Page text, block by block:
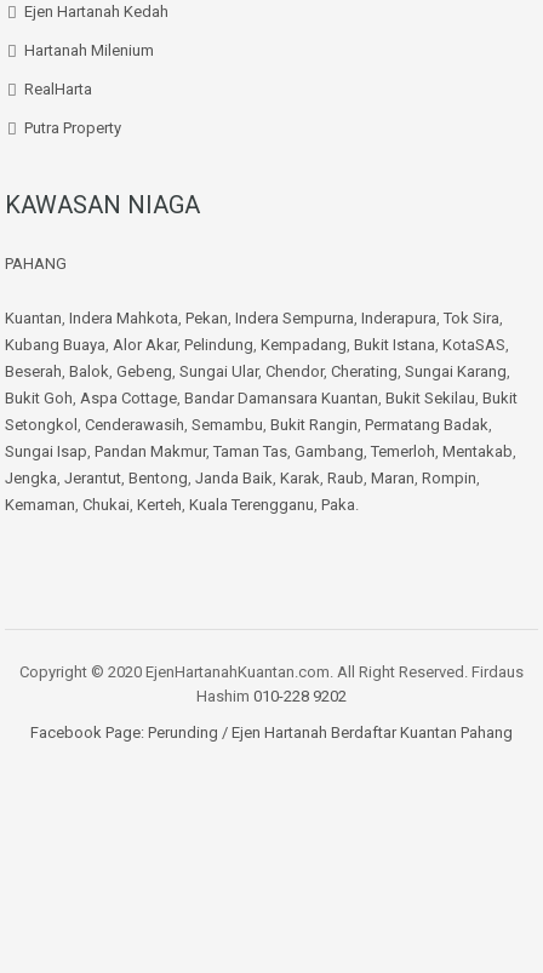
Ejen Hartanah Kedah
Hartanah Milenium
RealHarta
Putra Property
KAWASAN NIAGA
PAHANG
Kuantan, Indera Mahkota, Pekan, Indera Sempurna, Inderapura, Tok Sira,
Kubang Buaya, Alor Akar, Pelindung, Kempadang, Bukit Istana, KotaSAS,
Beserah, Balok, Gebeng, Sungai Ular, Chendor, Cherating, Sungai Karang,
Bukit Goh, Aspa Cottage, Bandar Damansara Kuantan, Bukit Sekilau, Bukit
Setongkol , Cenderawasih, Semambu, Bukit Rangin, Permatang Badak,
Sungai Isap, Pandan Makmur, Taman Tas, Gambang, Temerloh, Mentakab,
Jengka, Jerantut, Bentong, Janda Baik, Karak, Raub, Maran, Rompin,
Kemaman, Chukai, Kerteh, Kuala Terengganu, Paka.
Copyright © 2020 EjenHartanahKuantan.com. All Right Reserved. Firdaus
Hashim 010-228 9202
Facebook Page: Perunding / Ejen Hartanah Berdaftar Kuantan Pahang